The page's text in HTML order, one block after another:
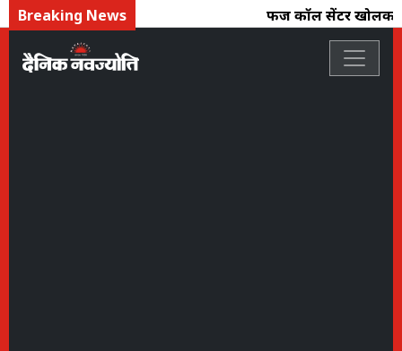
Breaking News फर्जी कॉल सेंटर खोलकर